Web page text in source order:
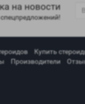
на новости
Купить
Производители